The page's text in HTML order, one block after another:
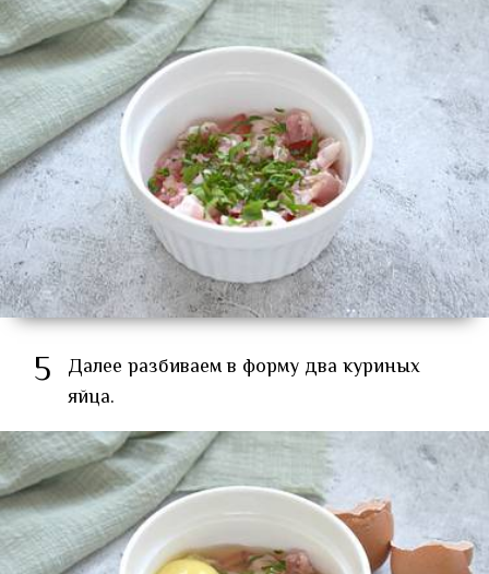
5
Далее разбиваем в форму два куриных
яйца.